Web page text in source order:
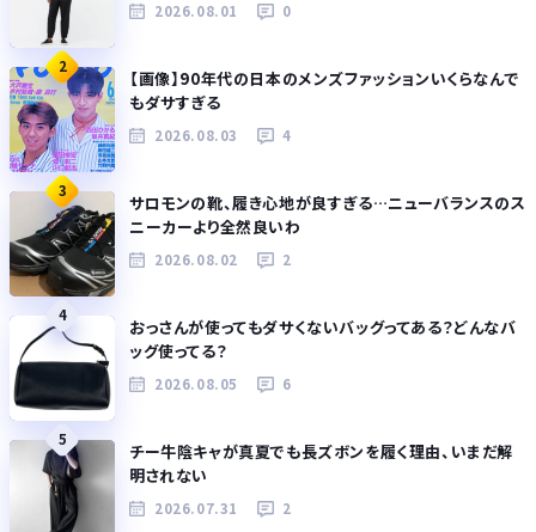
2026.08.01 0
2
【画像】90年代の日本のメンズファッションいくらなんで
もダサすぎる
2026.08.03 4
3
サロモンの靴、履き心地が良すぎる…ニューバランスのス
ニーカーより全然良いわ
2026.08.02 2
4
おっさんが使ってもダサくないバッグってある？どんなバ
ッグ使ってる？
2026.08.05 6
5
チー牛陰キャが真夏でも長ズボンを履く理由、いまだ解
明されない
2026.07.31 2